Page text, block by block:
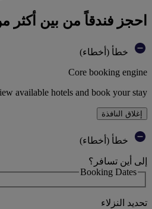
احجز فندقاً من بين أكثر من 45 علامة تجارية فندقية تابعة لمجموعة
خطأ (أخطاء)
Core booking engine
available hotels and book your stay
إغلاق النافذة
خطأ (أخطاء)
إلى أين تسافر؟
Booking Dates
تحديد النزلاء